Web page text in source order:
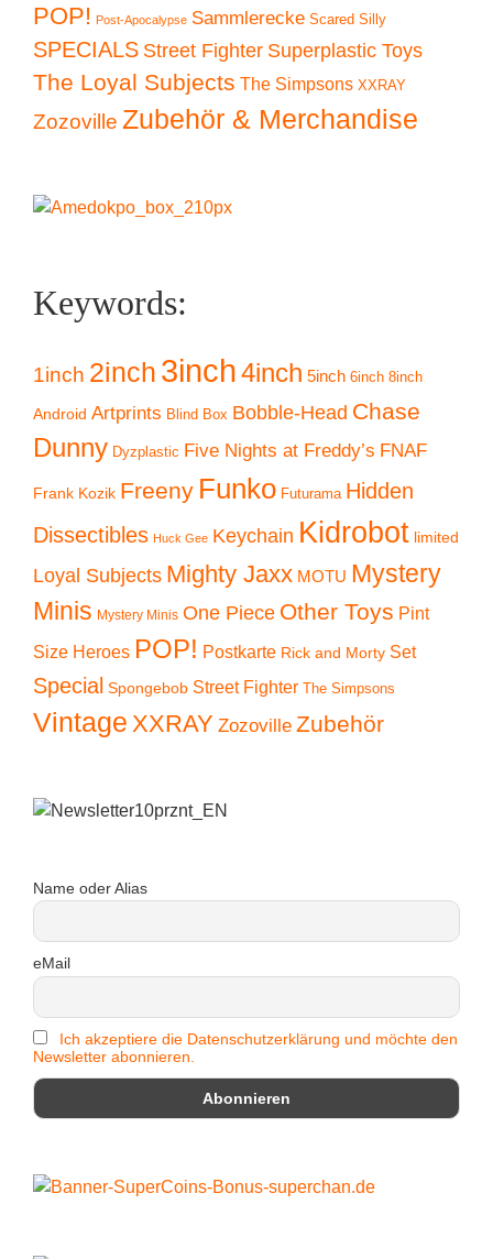
POP! Post-Apocalypse Sammlerecke Scared Silly
SPECIALS Street Fighter Superplastic Toys
The Loyal Subjects The Simpsons XXRAY
Zozoville Zubehör & Merchandise
Keywords:
1inch 2inch 3inch4inch 5inch 6inch 8inch
Android Artprints Blind Box Bobble-Head Chase
Dunny Dyzplastic Five Nights at Freddy’s FNAF
Frank Kozik Freeny Funko Futurama Hidden
Dissectibles Huck Gee Keychain Kidrobot limited
Loyal Subjects Mighty Jaxx MOTU Mystery
Minis Mystery Minis One Piece Other Toys Pint
Size Heroes POP! Postkarte Rick and Morty Set
Special Spongebob Street Fighter The Simpsons
Vintage XXRAY Zozoville Zubehör
Name oder Alias
eMail
Ich akzeptiere die Datenschutzerklärung und möchte den
Newsletter abonnieren.